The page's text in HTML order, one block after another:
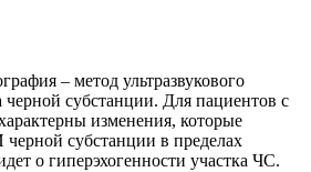
– метод ультразвукового
черной субстанции. Для пациентов с
изменения, которые
субстанции в пределах
о гиперэхогенности участка ЧС.